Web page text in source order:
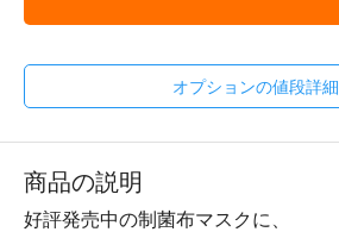
オプションの値段詳細
商品の説明
好評発売中の制菌布マスクに、